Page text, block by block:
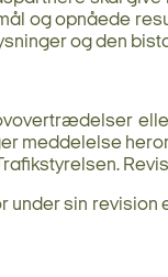
og opnåede
og den
meddelelse
under sin